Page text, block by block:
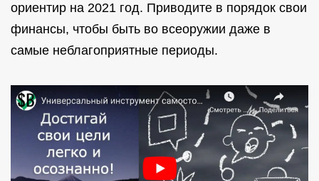
ориентир на 2021 год. Приводите в порядок свои
финансы, чтобы быть во всеоружии даже в
самые неблагоприятные периоды.